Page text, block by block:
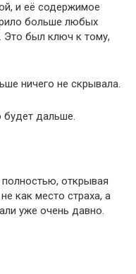
и её содержимое
больше любых
Это был ключ к тому,
ничего не скрывала.
будет дальше.
открывая
как место страха, а
уже очень давно.